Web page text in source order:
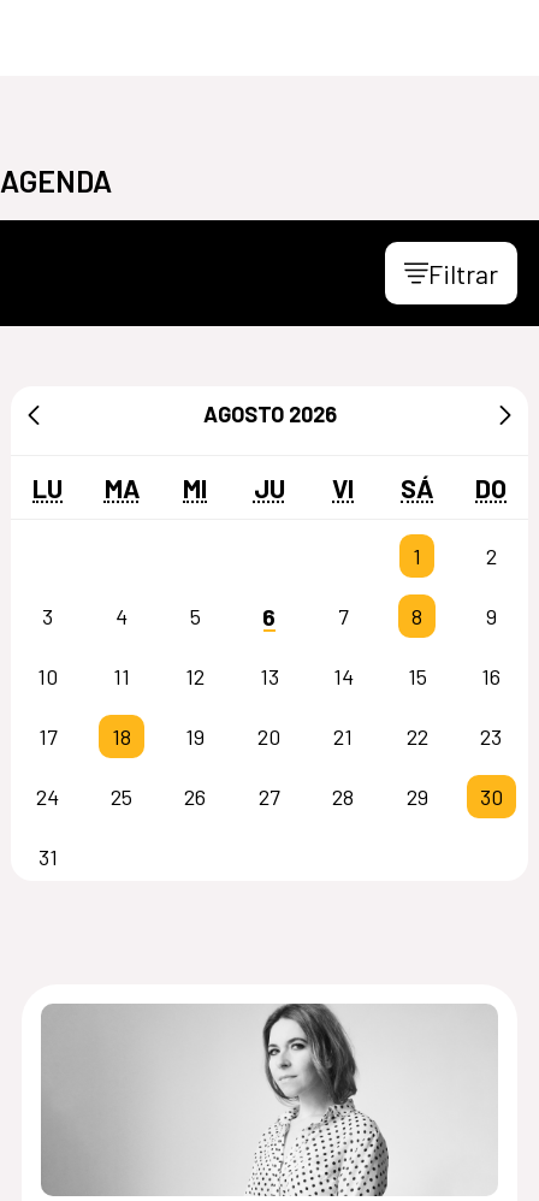
AGENDA
Filtrar
AGOSTO 2026
LU MA MI JU VI SÁ DO
1 2
3 4 5 6 7 8 9
10 11 12 13 14 15 16
17 18 19 20 21 22 23
24 25 26 27 28 29 30
31